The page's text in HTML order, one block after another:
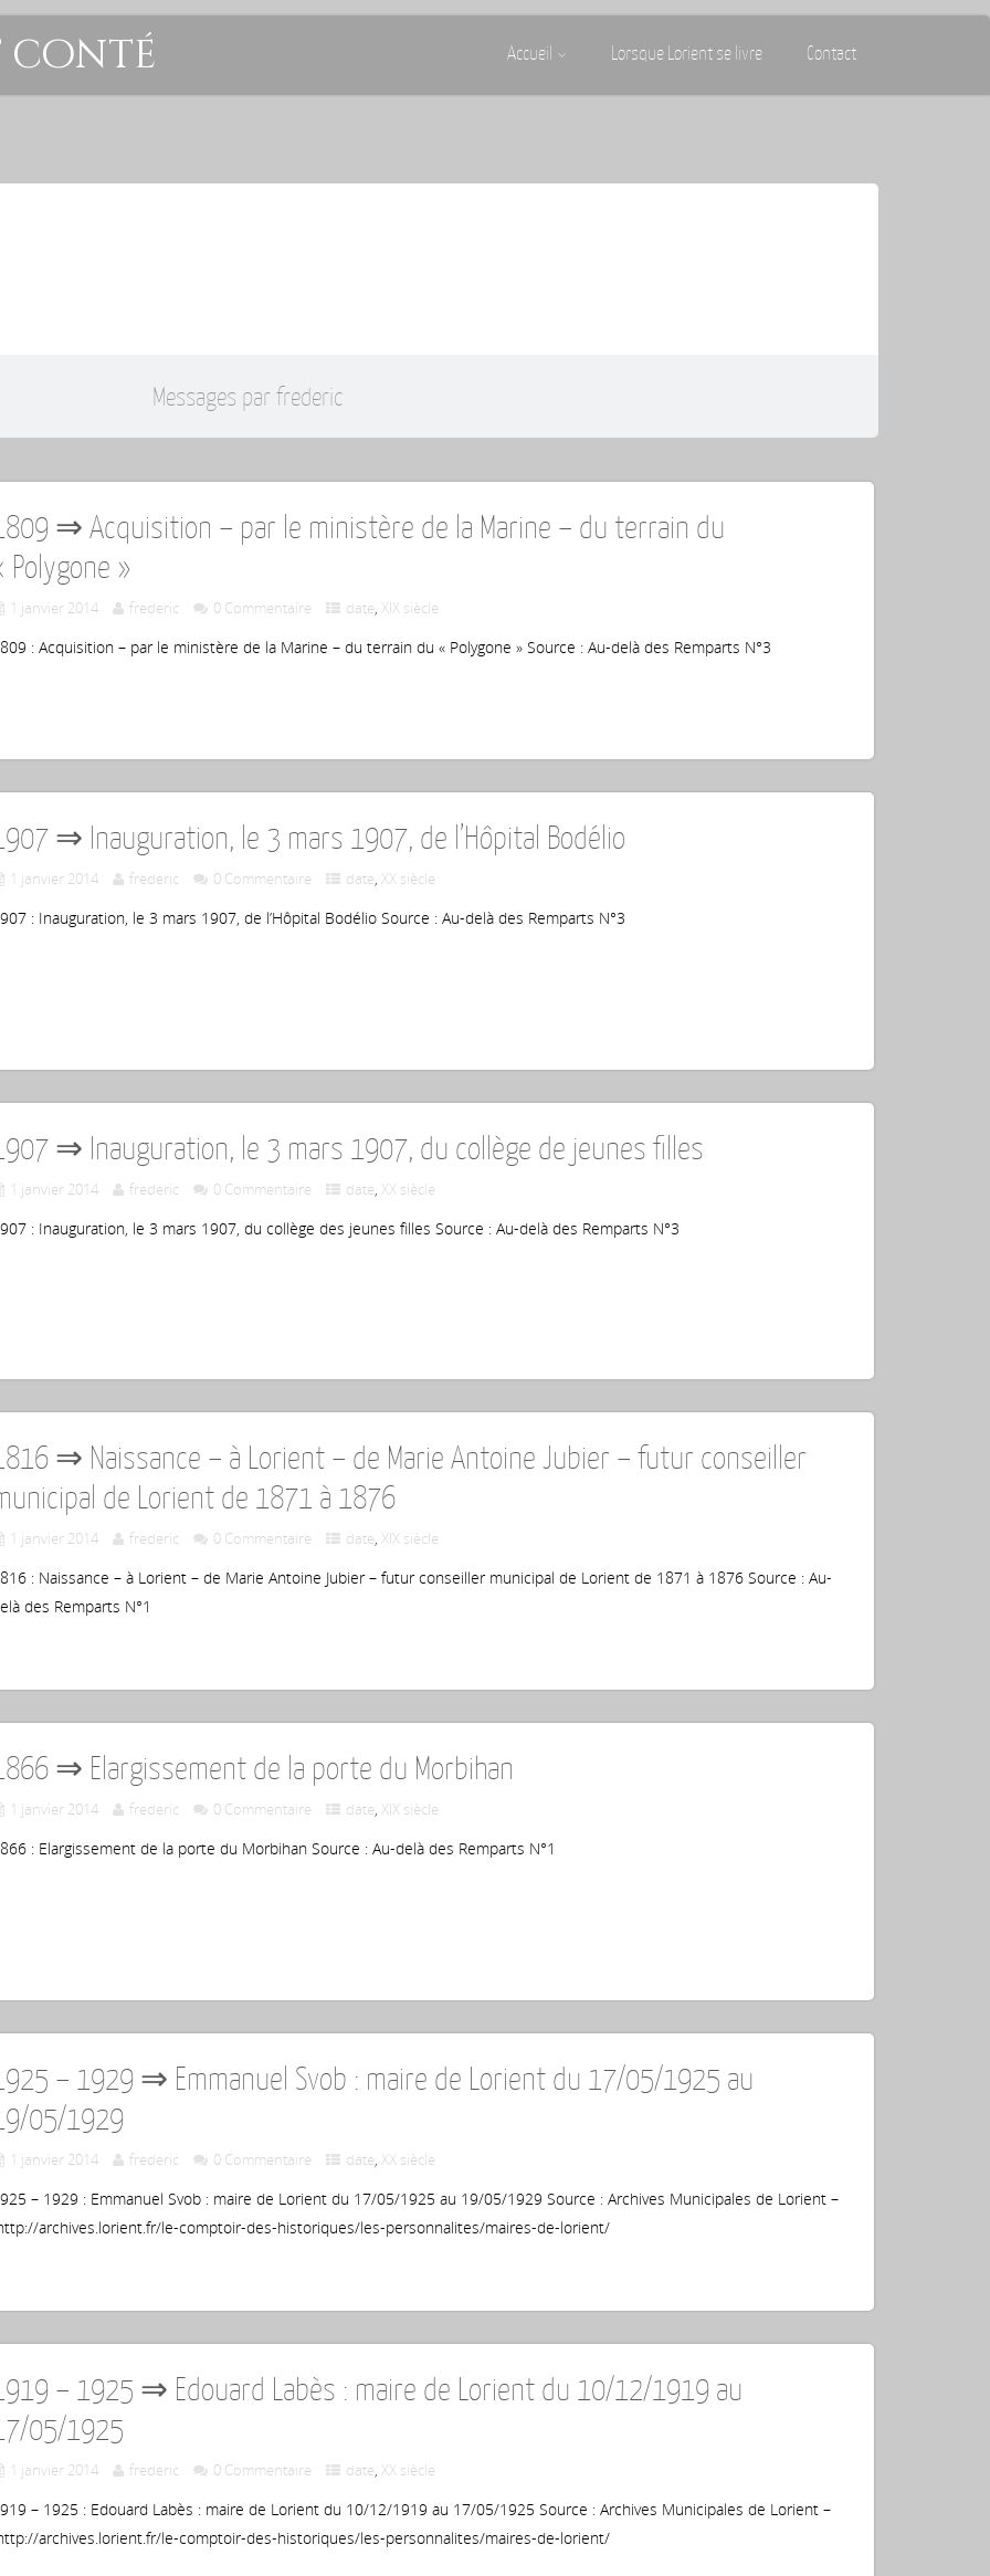
conté Accueil Lorsque Lorient se livre Contact
Messages par frederic
⇒ Acquisition – par le ministère de la Marine – du terrain du
Polygone »
1 janvier 2014 frederic 0 Commentaire date,XIX siècle
: Acquisition – par le ministère de la Marine – du terrain du « Polygone » Source : Au-delà des Remparts N°3
⇒ Inauguration, le 3 mars 1907, de l’Hôpital Bodélio
1 janvier 2014 frederic 0 Commentaire date,XX siècle
: Inauguration, le 3 mars 1907, de l’Hôpital Bodélio Source : Au-delà des Remparts N°3
⇒ Inauguration, le 3 mars 1907, du collège de jeunes filles
1 janvier 2014 frederic 0 Commentaire date XX siècle
: Inauguration, le 3 mars 1907, du collège des jeunes filles Source : Au-delà des Remparts N°3
⇒ Naissance – à Lorient – de Marie Antoine Jubier – futur conseiller
de Lorient de 1871 à 1876
1 janvier 2014 frederic 0 Commentaire date,XIX siècle
: Naissance – à Lorient – de Marie Antoine Jubier – futur conseiller municipal de Lorient de 1871 à 1876 Source : Au-
des Remparts N°1
⇒ Elargissement de la porte du Morbihan
1 janvier 2014 frederic 0 Commentaire date,XIX siècle
: Elargissement de la porte du Morbihan Source : Au-delà des Remparts N°1
– 1929 ⇒ Emmanuel Svob : maire de Lorient du 17/05/1925 au
05/1929
1 janvier 2014 frederic 0 Commentaire date,XX siècle
– 1929 : Emmanuel Svob : maire de Lorient du 17/05/1925 au 19/05/1929 Source : Archives Municipales de Lorient –
archives.lorient.fr/le-comptoir-des-historiques/les-personnalites/maires-de-lorient/
– 1925 ⇒ Edouard Labès : maire de Lorient du 10/12/1919 au
05/1925
1 janvier 2014 frederic 0 Commentaire date,XX siècle
– 1925 : Edouard Labès : maire de Lorient du 10/12/1919 au 17/05/1925 Source : Archives Municipales de Lorient –
archives.lorient.fr/le-comptoir-des-historiques/les-personnalites/maires-de-lorient/